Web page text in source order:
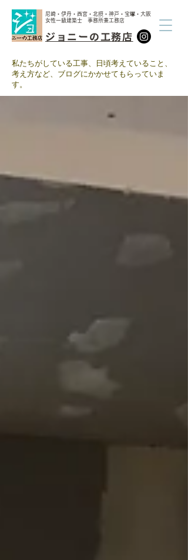
ジョニーの工務店
尼崎・伊丹・西宮・北摂・神戸・宝塚・大阪
女性一級建築士 事務所兼工務店
​私たちがしている工事、日頃考えていること、
考え方など、ブログにかかせてもらっていま
す。